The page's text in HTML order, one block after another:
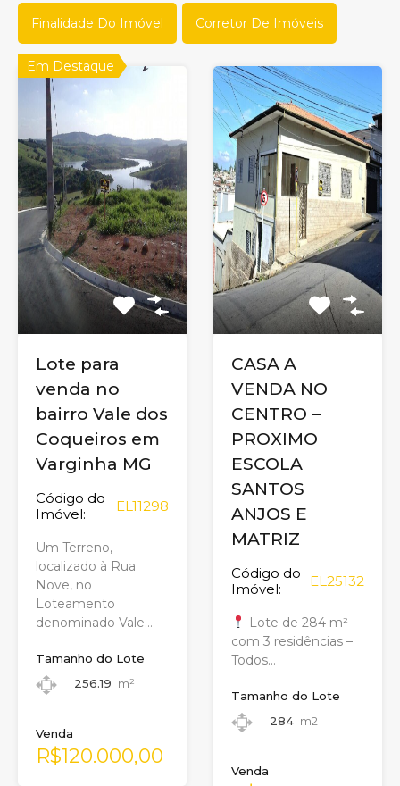
Finalidade Do Imóvel Corretor De Imóveis
Em Destaque
Lote para
venda no
bairro Vale dos
Coqueiros em
Varginha MG
Código do
Imóvel:
EL11298
Um Terreno,
localizado à Rua
Nove, no
Loteamento
denominado Vale…
Tamanho do Lote
256.19 m²
Venda
R$120.000,00
CASA A
VENDA NO
CENTRO –
PROXIMO
ESCOLA
SANTOS
ANJOS E
MATRIZ
Código do
Imóvel:
EL25132
Lote de 284 m²
com 3 residências –
Todos…
Tamanho do Lote
284 m2
Venda